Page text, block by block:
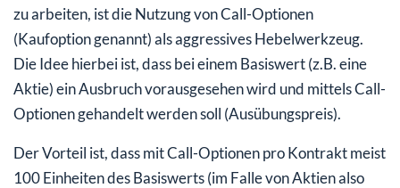
zu arbeiten, ist die Nutzung von Call-Optionen
(Kaufoption genannt) als aggressives Hebelwerkzeug.
Die Idee hierbei ist, dass bei einem Basiswert (z.B. eine
Aktie) ein Ausbruch vorausgesehen wird und mittels Call-
Optionen gehandelt werden soll (Ausübungspreis).
Der Vorteil ist, dass mit Call-Optionen pro Kontrakt meist
100 Einheiten des Basiswerts (im Falle von Aktien also